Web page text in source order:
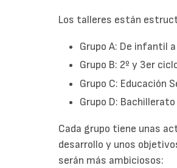
Los talleres están
Grupo A: De infantil
Grupo B: 2º y 3er
Grupo C: Educación
Grupo D:
Cada grupo tiene unas
desarrollo y unos
serán más ambiciosos: